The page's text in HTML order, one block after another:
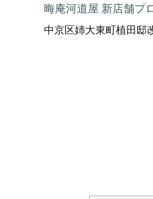
晦庵河道屋 新店舗プ
中京区姉大東町植田邸